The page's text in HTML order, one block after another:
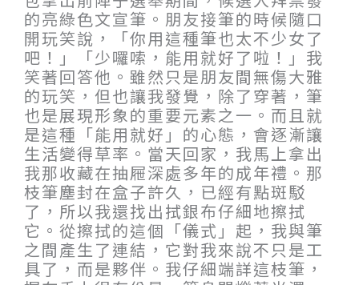
的亮綠色文宣筆。朋友接筆的時候隨口
開玩笑說，「你用這種筆也太不少女了
吧！」「少囉嗦，能用就好了啦！」我
笑著回答他。雖然只是朋友間無傷大雅
的玩笑，但也讓我發覺，除了穿著，筆
也是展現形象的重要元素之一。而且就
是這種「能用就好」的心態，會逐漸讓
生活變得草率。當天回家，我馬上拿出
我那收藏在抽屜深處多年的成年禮。那
枝筆塵封在盒子許久，已經有點斑駁
了，所以我還找出拭銀布仔細地擦拭
它。從擦拭的這個「儀式」起，我與筆
之間產生了連結，它對我來說不只是工
具了，而是夥伴。我仔細端詳這枝筆，